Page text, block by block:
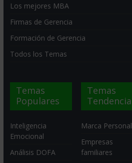
Los mejores MBA
Firmas de Gerencia
Formación de Gerencia
Todos los Temas
Temas
Populares
Inteligencia
Emocional
Análisis DOFA
Temas
Tendencia
Marca Personal
Empresas
familiares